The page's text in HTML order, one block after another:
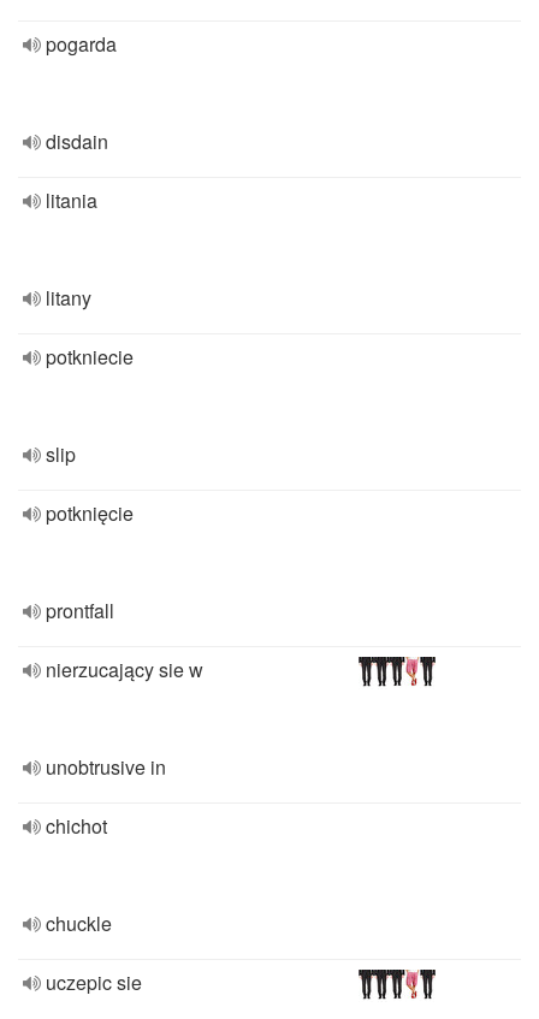
pogarda
disdain
litania
litany
potkniecie
slip
potknięcie
prontfall
nierzucający sie w
unobtrusive in
chichot
chuckle
uczepic sie